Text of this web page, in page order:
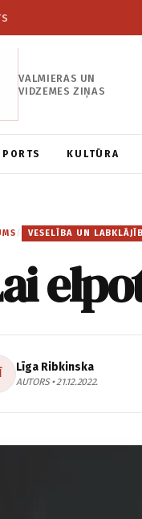
VALMIERAS UN
VIDZEMES ZIŅAS
KULTŪRA
/ VESELĪBA UN
Līga Ribkinska
AUTORS • 21.12.2022.